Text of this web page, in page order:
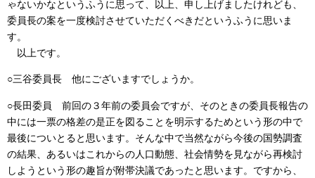
ゃないかなというふうに思って、以上、申し上げましたけれども、
委員長の案を一度検討させていただくべきだというふうに思いま
す。
以上です。
○三谷委員長 他にございますでしょうか。
○長田委員 前回の３年前の委員会ですが、そのときの委員長報告の
中には一票の格差の是正を図ることを明示するためという形の中で
最後についとると思います。そんな中で当然ながら今後の国勢調査
の結果、あるいはこれからの人口動態、社会情勢を見ながら再検討
しようという形の趣旨が附帯決議であったと思います。ですから、